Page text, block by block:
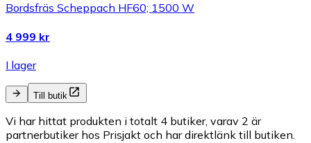
Bordsfräs Scheppach HF60; 1500 W
4 999 kr
I lager
Till butik
Vi har hittat produkten i totalt 4 butiker, varav 2 är
partnerbutiker hos Prisjakt och har direktlänk till butiken.